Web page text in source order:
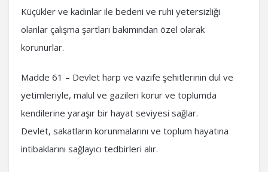
Küçükler ve kadınlar ile bedeni ve ruhi yetersizliği
olanlar çalışma şartları bakımından özel olarak
korunurlar.
Madde 61 – Devlet harp ve vazife şehitlerinin dul ve
yetimleriyle, malul ve gazileri korur ve toplumda
kendilerine yaraşır bir hayat seviyesi sağlar.
Devlet, sakatların korunmalarını ve toplum hayatına
intibaklarını sağlayıcı tedbirleri alır.